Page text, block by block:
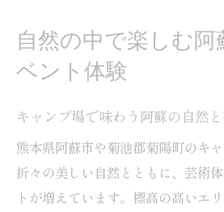
自然の中で育む感性とキ
の魅力
子供もワクワク菊陽町のキャ
ント体験
菊陽町のキャンプ場で人
自然の中で楽しむ阿
ベント体験
キャンプ場で味わう阿蘇の自然
熊本県阿蘇市や菊池郡菊陽町のキ
折々の美しい自然とともに、芸術
トが増えています。標高の高いエ